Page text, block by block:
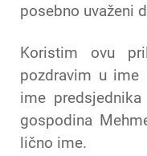
posebno uvaženi
Koristim ovu
pozdravim u ime
ime
gospodina
lično ime.